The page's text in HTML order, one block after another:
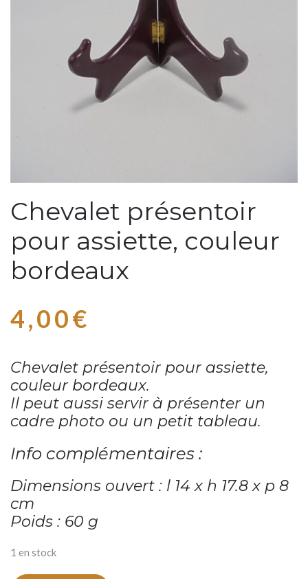
Chevalet présentoir
pour assiette, couleur
bordeaux
4,00€
Chevalet présentoir pour assiette,
couleur bordeaux.
Il peut aussi servir à présenter un
cadre photo ou un petit tableau.
Info complémentaires :
Dimensions ouvert : l 14 x h 17.8 x p 8
cm
Poids : 60 g
1 en stock